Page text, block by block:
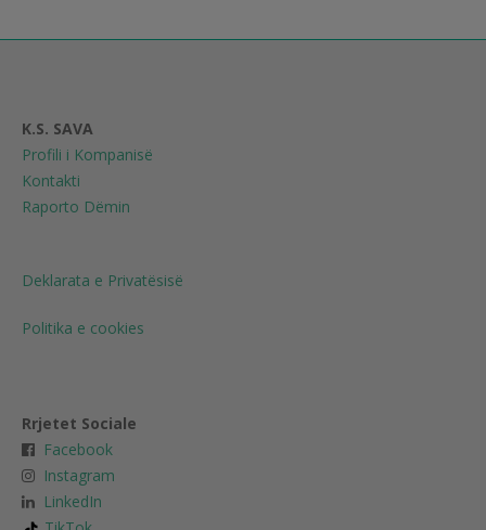
K.S. SAVA
Profili i Kompanisë
Kontakti
Raporto Dëmin
Deklarata e Privatësisë
Politika e cookies
Rrjetet Sociale
Facebook
Instagram
LinkedIn